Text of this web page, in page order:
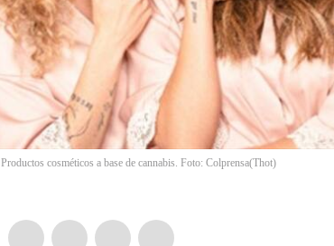
Productos cosméticos a base de cannabis. Foto: Colprensa(Thot)